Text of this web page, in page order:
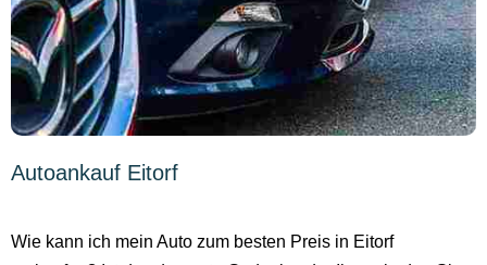
Autoankauf Eitorf
Wie kann ich mein Auto zum besten Preis in Eitorf